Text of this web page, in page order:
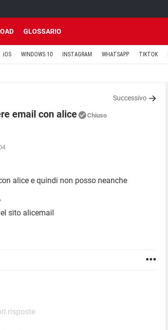
GLOSSARIO
iOS WINDOWS 10 INSTAGRAM WHATSAPP TIKTOK
Successivo
email con alice Chiuso
alice e quindi non posso neanche
sito alicemail
risposte